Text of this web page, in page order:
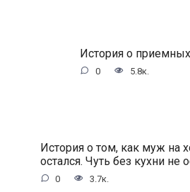
История о
0 5.8к.
История о том, как муж на
остался. Чуть без кухни не
0 3.7к.